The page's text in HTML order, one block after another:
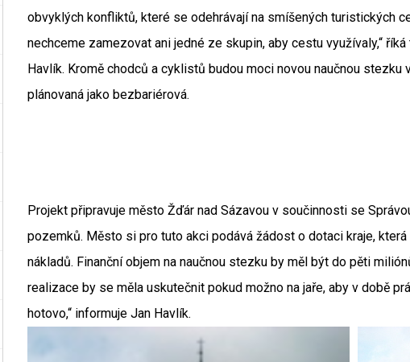
obvyklých konfliktů, které se odehrávají na smíšených turistických
nechceme zamezovat ani jedné ze skupin, aby cestu využívaly,“
Havlík. Kromě chodců a cyklistů budou moci novou naučnou stezku
plánovaná jako bezbariérová.
Projekt připravuje město Žďár nad Sázavou v součinnosti se
pozemků. Město si pro tuto akci podává žádost o dotaci kraje,
nákladů. Finanční objem na naučnou stezku by měl být do pěti
realizace by se měla uskutečnit pokud možno na jaře, aby v době
hotovo,“ informuje Jan Havlík.